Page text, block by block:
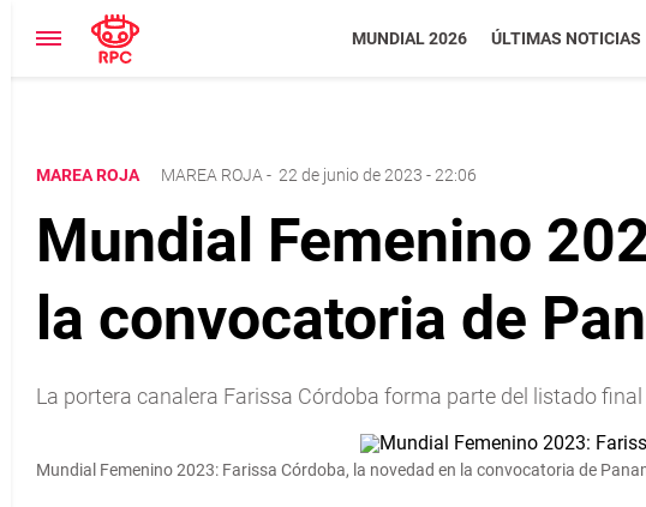
MUNDIAL 2026 ÚLTIMAS NOTICIAS
MAREA ROJA MAREA ROJA - 22 de junio de 2023 - 22:06
Mundial Femenino
la convocatoria de
La portera canalera Farissa Córdoba forma parte del listado
Mundial Femenino 2023: Farissa Córdoba, la novedad en la convocatoria de